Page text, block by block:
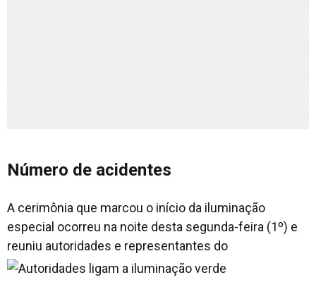
Número de acidentes
A cerimônia que marcou o início da iluminação
especial ocorreu na noite desta segunda-feira (1º) e
reuniu autoridades e representantes do